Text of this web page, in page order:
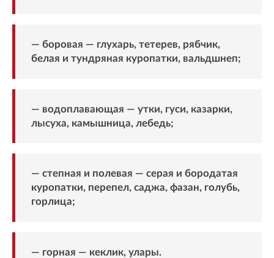
— боровая — глухарь, тетерев, рябчик,
белая и тундряная куропатки, вальдшнеп;
— водоплавающая — утки, гуси, казарки,
лысуха, камышница, лебедь;
— степная и полевая — серая и бородатая
куропатки, перепел, саджа, фазан, голубь,
горлица;
— горная — кеклик, улары.